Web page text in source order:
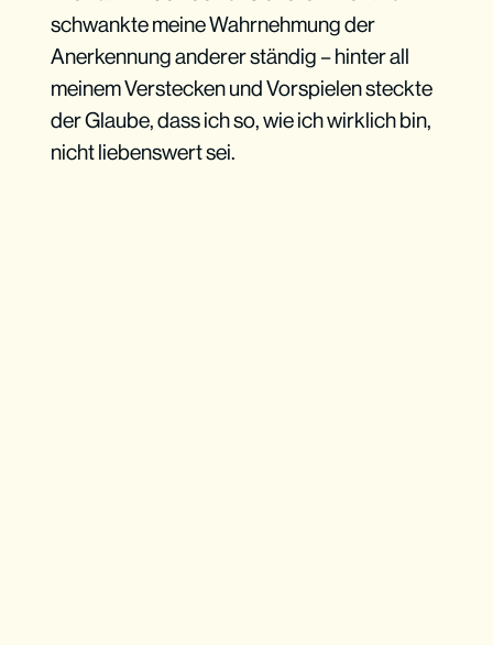
schwankte meine Wahrnehmung der
Anerkennung anderer ständig – hinter all
meinem Verstecken und Vorspielen steckte
der Glaube, dass ich so, wie ich wirklich bin,
nicht liebenswert sei.